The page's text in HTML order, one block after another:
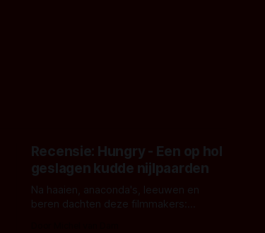
Recensie: Hungry - Een op hol
geslagen kudde nijlpaarden
Na haaien, anaconda's, leeuwen en
beren dachten deze filmmakers: